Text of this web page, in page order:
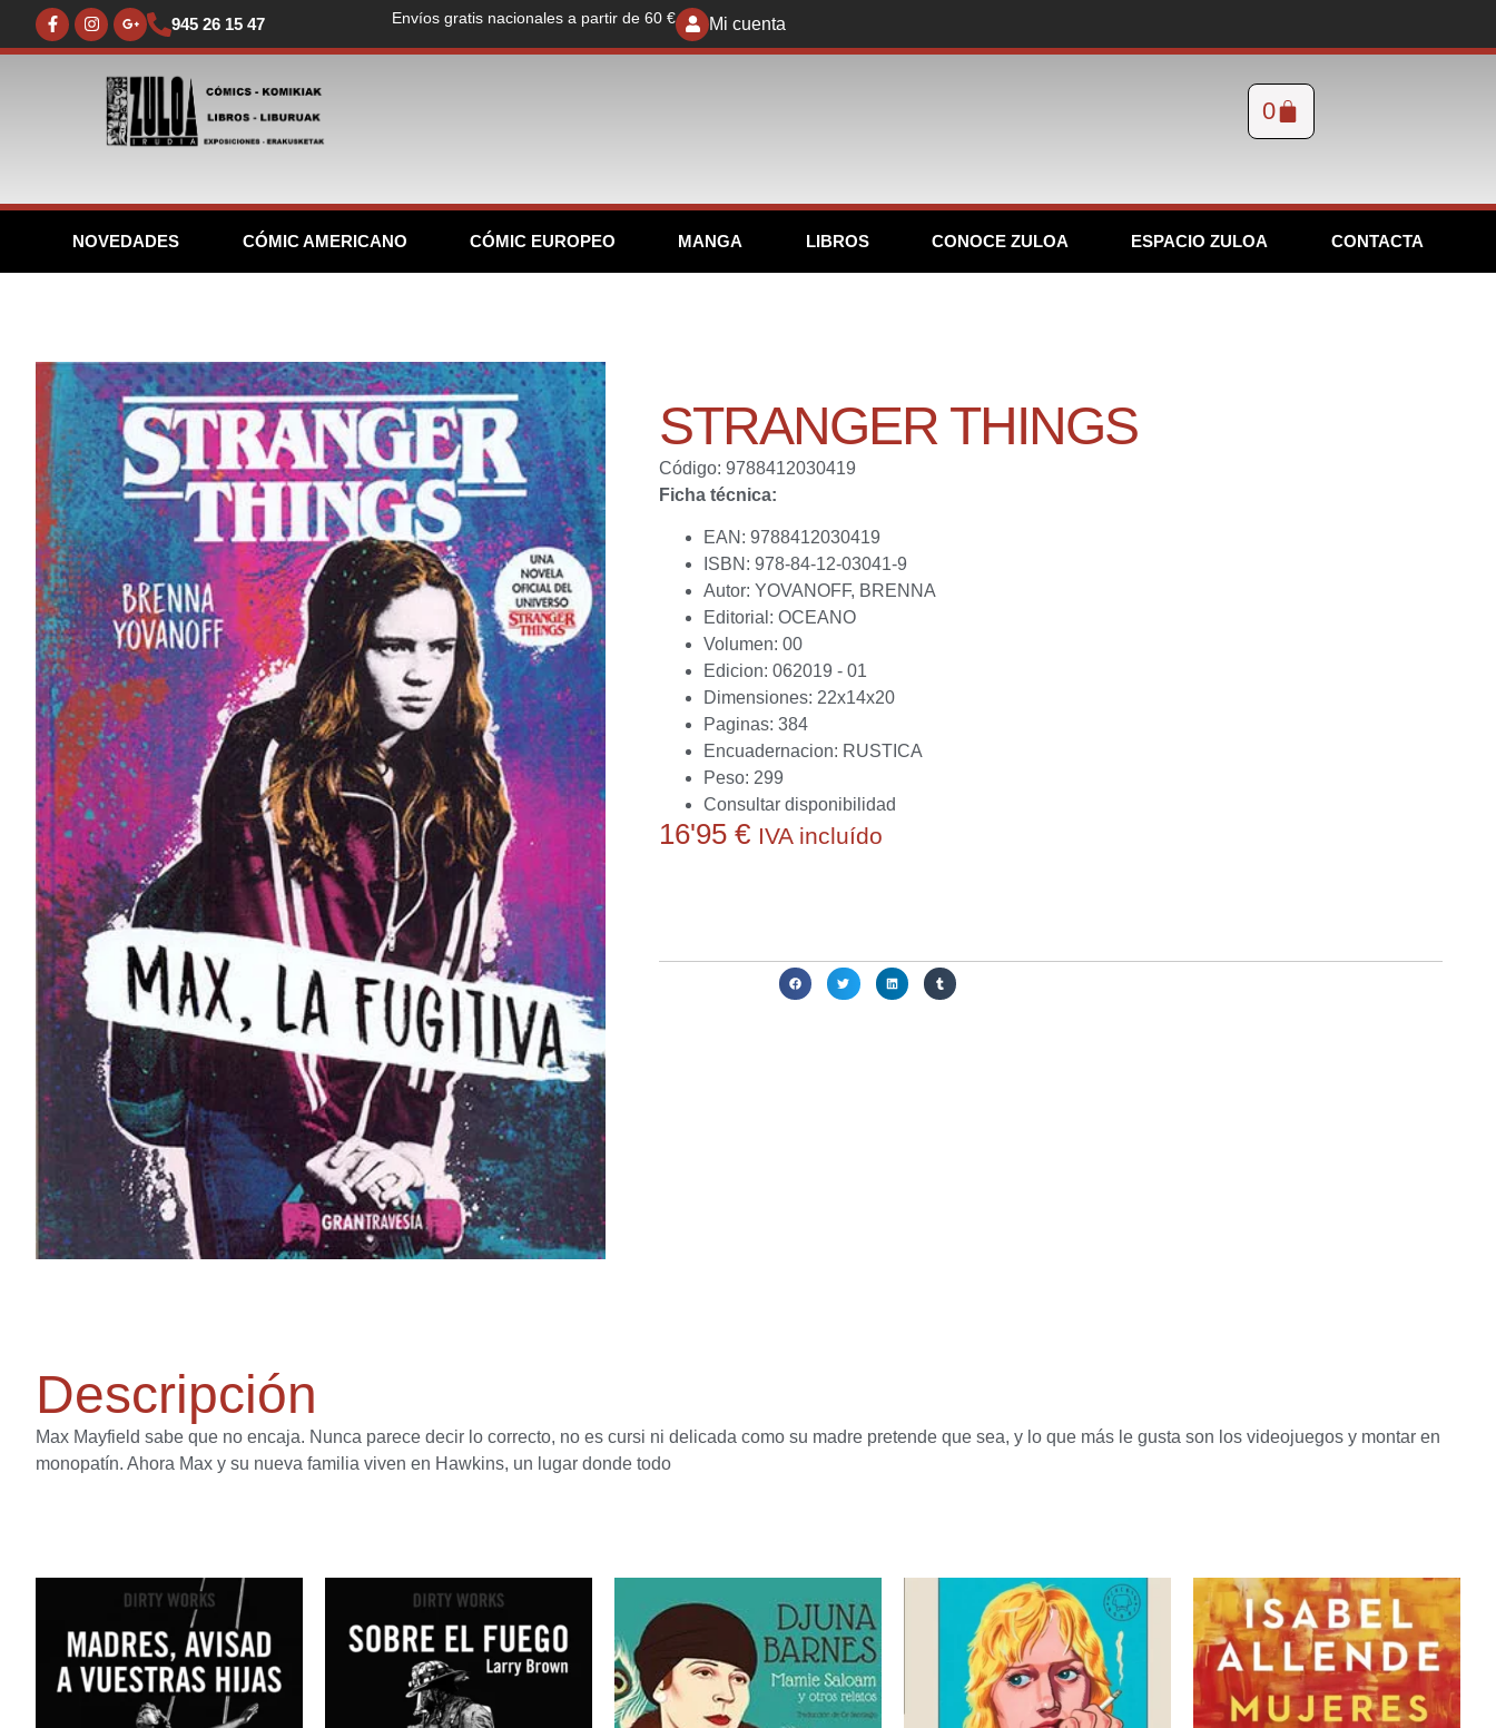
945 26 15 47 Envíos gratis nacionales a partir de 60 € Mi cuenta
0
NOVEDADES CÓMIC AMERICANO CÓMIC EUROPEO MANGA LIBROS CONOCE ZULOA ESPACIO ZULOA CONTACTA
STRANGER THINGS
Código: 9788412030419
Ficha técnica:
EAN: 9788412030419
ISBN: 978-84-12-03041-9
Autor: YOVANOFF, BRENNA
Editorial: OCEANO
Volumen: 00
Edicion: 062019 - 01
Dimensiones: 22x14x20
Paginas: 384
Encuadernacion: RUSTICA
Peso: 299
Consultar disponibilidad
16'95 € IVA incluído
Descripción
Max Mayfield sabe que no encaja. Nunca parece decir lo correcto, no es cursi ni delicada como su madre pretende que sea, y lo que más le gusta son los videojuegos y montar en
monopatín. Ahora Max y su nueva familia viven en Hawkins, un lugar donde todo